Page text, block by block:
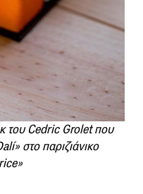
του Cedric Grolet που
στο παριζιάνικο